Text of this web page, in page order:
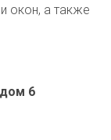
окон, а также
6